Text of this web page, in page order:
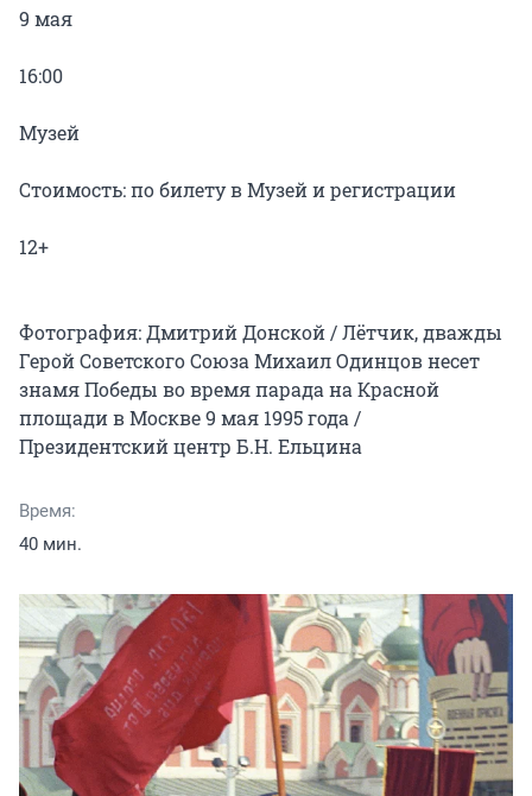
9 мая
16:00
Музей
Стоимость: по билету в Музей и регистрации
12+
Фотография: Дмитрий Донской / Лётчик, дважды
Герой Советского Союза Михаил Одинцов несет
знамя Победы во время парада на Красной
площади в Москве 9 мая 1995 года /
Время:
40 мин.